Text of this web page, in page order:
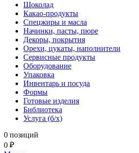
Шоколад
Какао-продукты
Спецжиры и масла
Начинки, пасты, пюре
Декоры, покрытия
Орехи, цукаты, наполнители
Сервисные продукты
Оборудование
Упаковка
Инвентарь и посуда
Формы
Готовые изделия
Библиотека
Услуга (б/х)
0 позиций
0 ₽